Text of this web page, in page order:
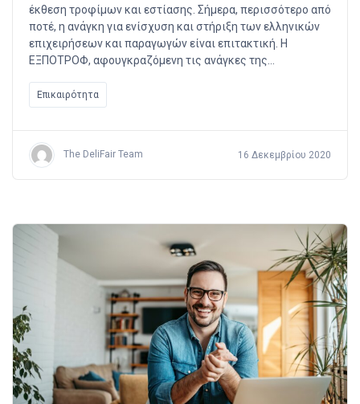
έκθεση τροφίμων και εστίασης. Σήμερα, περισσότερο από
ποτέ, η ανάγκη για ενίσχυση και στήριξη των ελληνικών
επιχειρήσεων και παραγωγών είναι επιτακτική. Η
ΕΞΠΟΤΡΟΦ, αφουγκραζόμενη τις ανάγκες της…
Επικαιρότητα
The DeliFair Team 16 Δεκεμβρίου 2020